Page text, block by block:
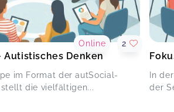
Arbeitswelten
Autistisches Denken
im Format der autSocial-
stellt die vielfältigen...
Online 2
In
der